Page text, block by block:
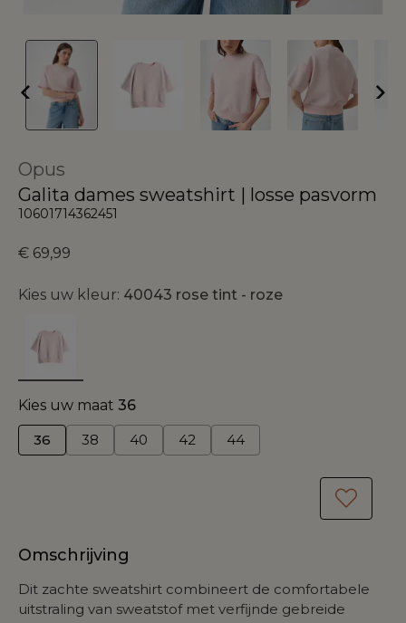
Opus
Galita dames sweatshirt | losse pasvorm
10601714362451
€ 69,99
Kies uw kleur: 40043 rose tint - roze
Kies uw maat 36
36
38 40 42 44
Omschrijving
Dit zachte sweatshirt combineert de comfortabele
uitstraling van sweatstof met verfijnde gebreide